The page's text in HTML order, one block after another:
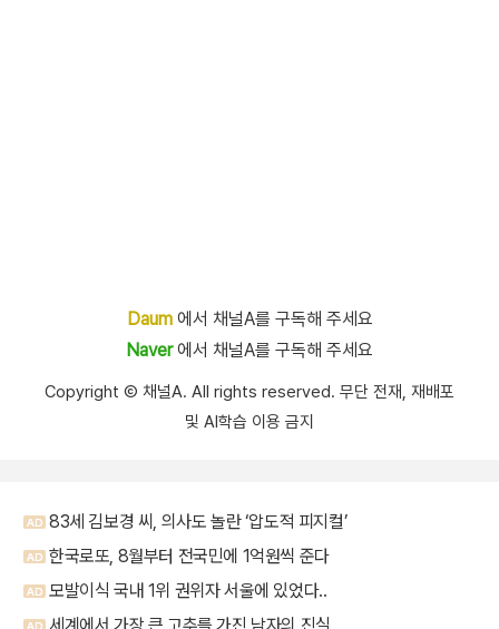
Daum에서 채널A를 구독해 주세요
Naver에서 채널A를 구독해 주세요
Copyright Ⓒ 채널A. All rights reserved. 무단 전재, 재배포
및 AI학습 이용 금지